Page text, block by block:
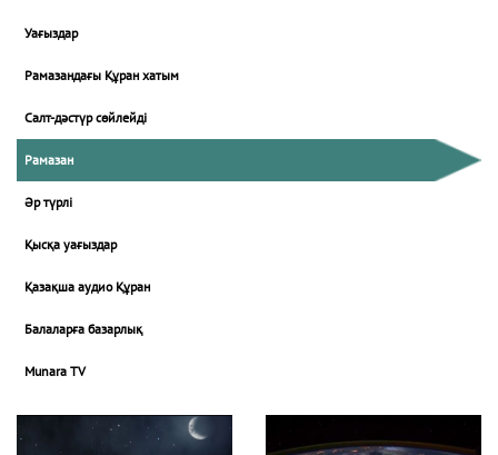
Уағыздар
Рамазандағы Құран хатым
Салт-дәстүр сөйлейді
Рамазан
Әр түрлі
Қысқа уағыздар
Қазақша аудио Құран
Балаларға базарлық
Munara TV